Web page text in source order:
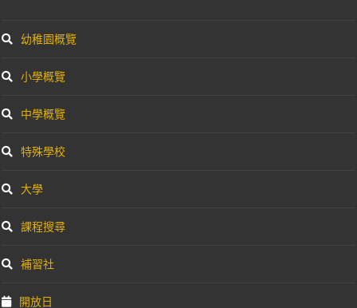
幼稚園概覽
小學概覽
中學概覽
特殊學校
大學
課程搜尋
補習社
開放日